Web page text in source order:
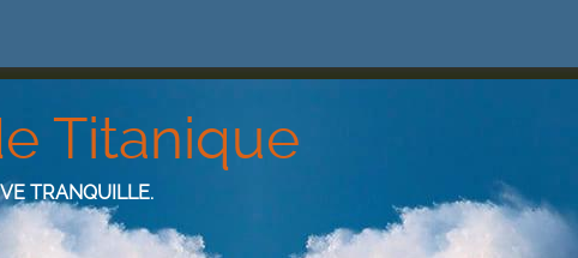
Titanique
TRANQUILLE.